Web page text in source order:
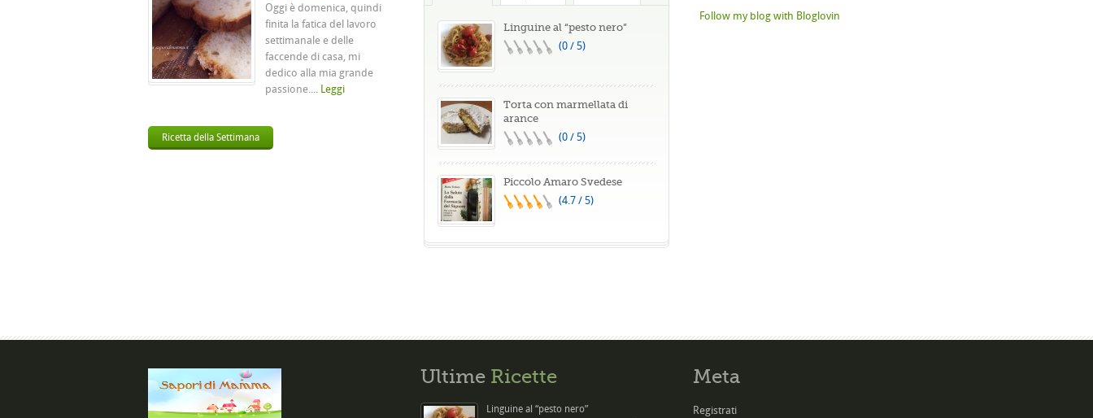
Oggi è domenica, quindi
finita la fatica del lavoro
settimanale e delle
faccende di casa, mi
dedico alla mia grande
passione.... Leggi
Ricetta della Settimana
Linguine al “pesto nero”
(0 / 5)
Torta con marmellata di
arance
(0 / 5)
Piccolo Amaro Svedese
(4.7 / 5)
Follow my blog with Bloglovin
Ultime Ricette
Linguine al “pesto nero”
Meta
Registrati